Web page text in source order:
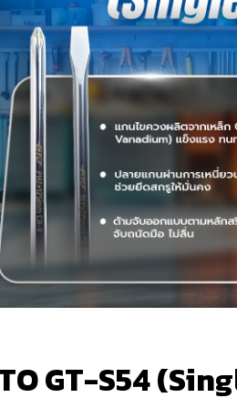
GT-S54